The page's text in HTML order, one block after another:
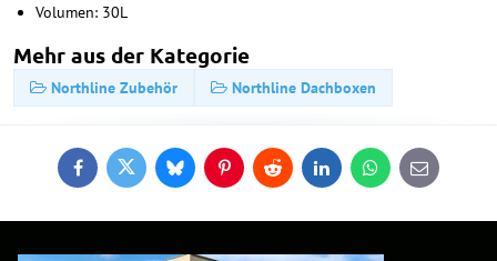
Volumen: 30L
Mehr aus der Kategorie
Northline Zubehör Northline Dachboxen
FacebookTwitterBlueskyPinterestReddit LinkedInWhatsApp
E-
mail